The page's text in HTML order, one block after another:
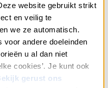
website gebruikt strikt
en veilig te
we ze automatisch.
voor andere doeleinden
u al dan niet
cookies’. Je kunt ook
gerust ons
artikels